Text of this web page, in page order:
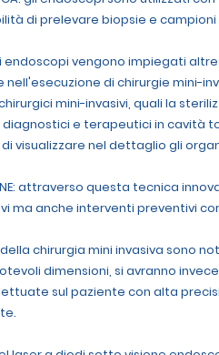
di prelevare biopsie e
endoscopi vengono impiegati
nell'esecuzione di chirurgie mini-
mini-invasivi, quali la
e terapeutici in cavità
visualizzare nel dettaglio gli
attraverso questa tecnica
ma anche interventi preventivi
chirurgia mini invasiva sono
dimensioni, si avranno
sul paziente con alta